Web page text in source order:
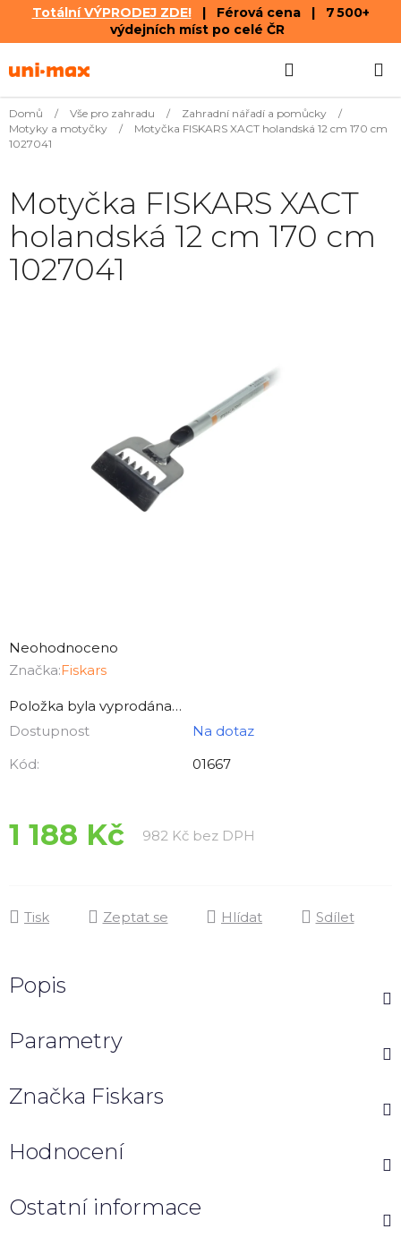
Totální VÝPRODEJ ZDE!| Férová cena | 7 500+
výdejních míst po celé ČR
na
KOŠÍK
Domů / Vše pro zahradu / Zahradní nářadí a pomůcky
/
Motyky a motyčky
/
Motyčka FISKARS XACT holandská 12 cm 170 cm
1027041
hodnocení
produktu
0,0
z
5
Neohodnoceno
Značka:Fiskars
Položka byla vyprodána…
Dostupnost
Na dotaz
Kód:
01667
1 188 Kč 982 Kč bez DPH
Tisk Zeptat se Hlídat Sdílet
Motyčka FISKARS XACT
holandská 12 cm 170 cm
1027041
Popis
Parametry
Značka Fiskars
Hodnocení
Ostatní informace